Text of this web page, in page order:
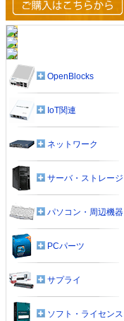
OpenBlocks
IoT関連
ネットワーク
サーバ・ストレージ
パソコン・周辺機器
PCパーツ
サプライ
ソフト・ライセンス